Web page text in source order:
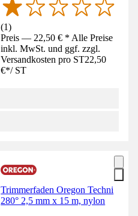
(1)
Preis — 22,50 € * Alle Preise
inkl. MwSt. und ggf. zzgl.
Versandkosten pro ST22,50
€*/ ST
Trimmerfaden Oregon Techni
280° 2,5 mm x 15 m, nylon